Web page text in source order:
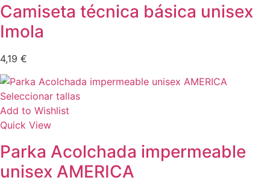
Camiseta técnica básica unisex
Imola
4,19 €
Seleccionar tallas
Add to Wishlist
Quick View
Parka Acolchada impermeable
unisex AMERICA